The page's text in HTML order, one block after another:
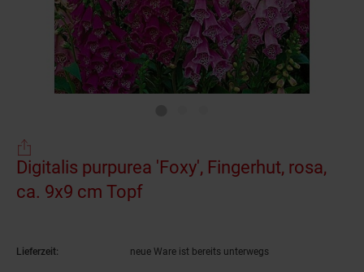
Digitalis purpurea 'Foxy', Fingerhut, rosa,
ca. 9x9 cm Topf
Lieferzeit: neue Ware ist bereits unterwegs